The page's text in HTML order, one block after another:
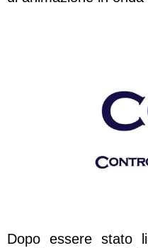
Dopo essere stato